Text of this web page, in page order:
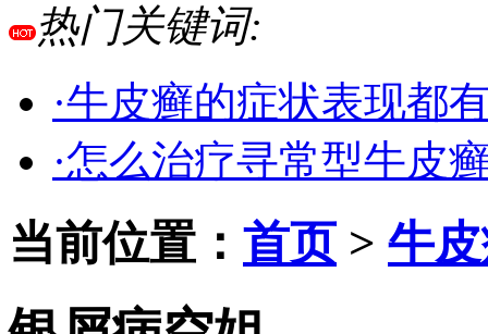
热门关键词:
·牛皮癣的症状表现都
·怎么治疗寻常型牛皮
当前位置： 首页> 牛